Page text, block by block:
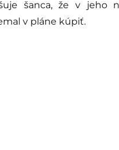
šanca, že v jeho
v pláne kúpiť.